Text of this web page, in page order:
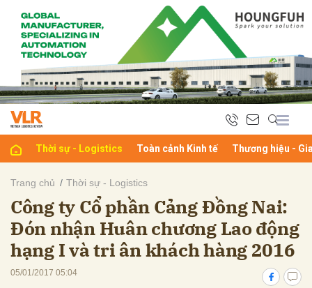
Thời sự - Logistics Toàn cảnh Kinh tế Thương hiệu -
Trang chủ Thời sự - Logistics
Công ty Cổ phần Cảng Đồng Nai:
Đón nhận Huân chương Lao động
hạng I và tri ân khách hàng 2016
05/01/2017 05:04
luận
Hủy